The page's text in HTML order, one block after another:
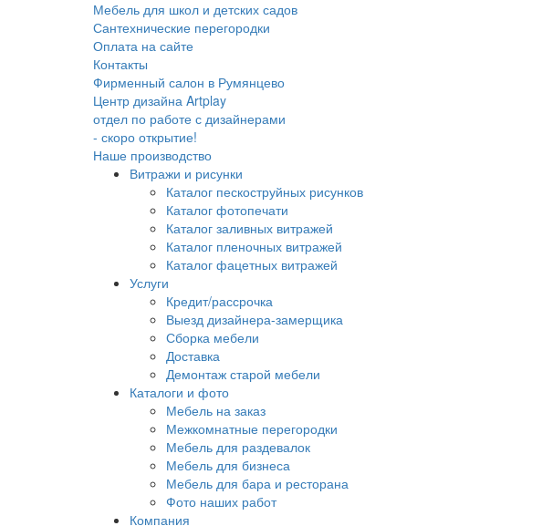
Мебель для школ и детских садов
Сантехнические перегородки
Оплата на сайте
Контакты
Фирменный салон в Румянцево
Центр дизайна Artplay
отдел по работе с дизайнерами
- скоро открытие!
Наше производство
Витражи и рисунки
Каталог пескоструйных рисунков
Каталог фотопечати
Каталог заливных витражей
Каталог пленочных витражей
Каталог фацетных витражей
Услуги
Кредит/рассрочка
Выезд дизайнера-замерщика
Сборка мебели
Доставка
Демонтаж старой мебели
Каталоги и фото
Мебель на заказ
Межкомнатные перегородки
Мебель для раздевалок
Мебель для бизнеса
Мебель для бара и ресторана
Фото наших работ
Компания